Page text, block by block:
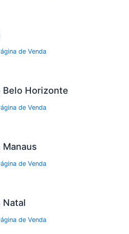
de Venda
Belo Horizonte
de Venda
Manaus
de Venda
Natal
de Venda